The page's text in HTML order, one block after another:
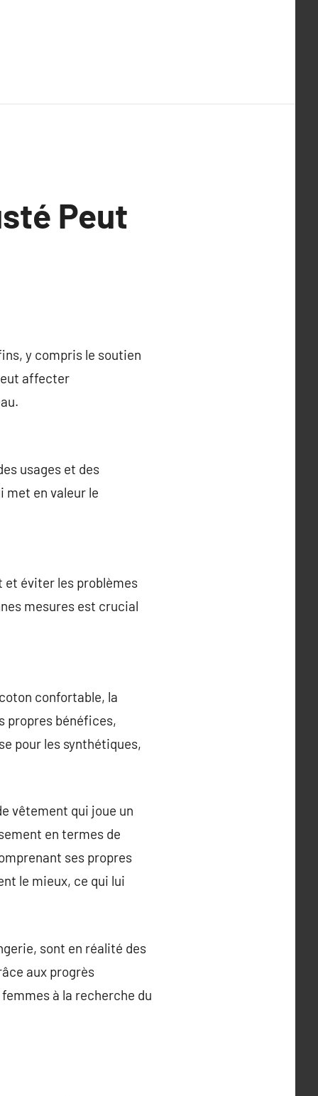
Peut
y compris le soutien
affecter
usages et des
met en valeur le
éviter les problèmes
mesures est crucial
confortable, la
propres bénéfices,
pour les synthétiques,
vêtement qui joue un
en termes de
ses propres
le mieux, ce qui lui
sont en réalité des
aux progrès
à la recherche du